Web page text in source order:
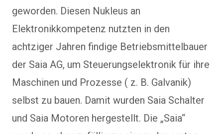
geworden. Diesen Nukleus an
Elektronikkompetenz nutzten in den
achtziger Jahren findige Betriebsmittelbauer
der Saia AG, um Steuerungselektronik für ihre
Maschinen und Prozesse ( z. B. Galvanik)
selbst zu bauen. Damit wurden Saia Schalter
und Saia Motoren hergestellt. Die „Saia“